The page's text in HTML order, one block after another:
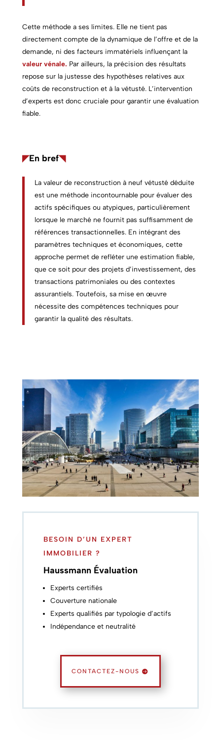
Cette méthode a ses limites. Elle ne tient pas
directement compte de la dynamique de l’offre et de la
demande, ni des facteurs immatériels influençant la
valeur vénale. Par ailleurs, la précision des résultats
repose sur la justesse des hypothèses relatives aux
coûts de reconstruction et à la vétusté. L’intervention
d’experts est donc cruciale pour garantir une évaluation
fiable.
◤En bref◥
La valeur de reconstruction à neuf vétusté déduite
est une méthode incontournable pour évaluer des
actifs spécifiques ou atypiques, particulièrement
lorsque le marché ne fournit pas suffisamment de
références transactionnelles. En intégrant des
paramètres techniques et économiques, cette
approche permet de refléter une estimation fiable,
que ce soit pour des projets d’investissement, des
transactions patrimoniales ou des contextes
assurantiels. Toutefois, sa mise en œuvre
nécessite des compétences techniques pour
garantir la qualité des résultats.
BESOIN D’UN EXPERT
IMMOBILIER ?
Haussmann Évaluation
Experts certifiés
Couverture nationale
Experts qualifiés par typologie d’actifs
Indépendance et neutralité
CONTACTEZ-NOUS